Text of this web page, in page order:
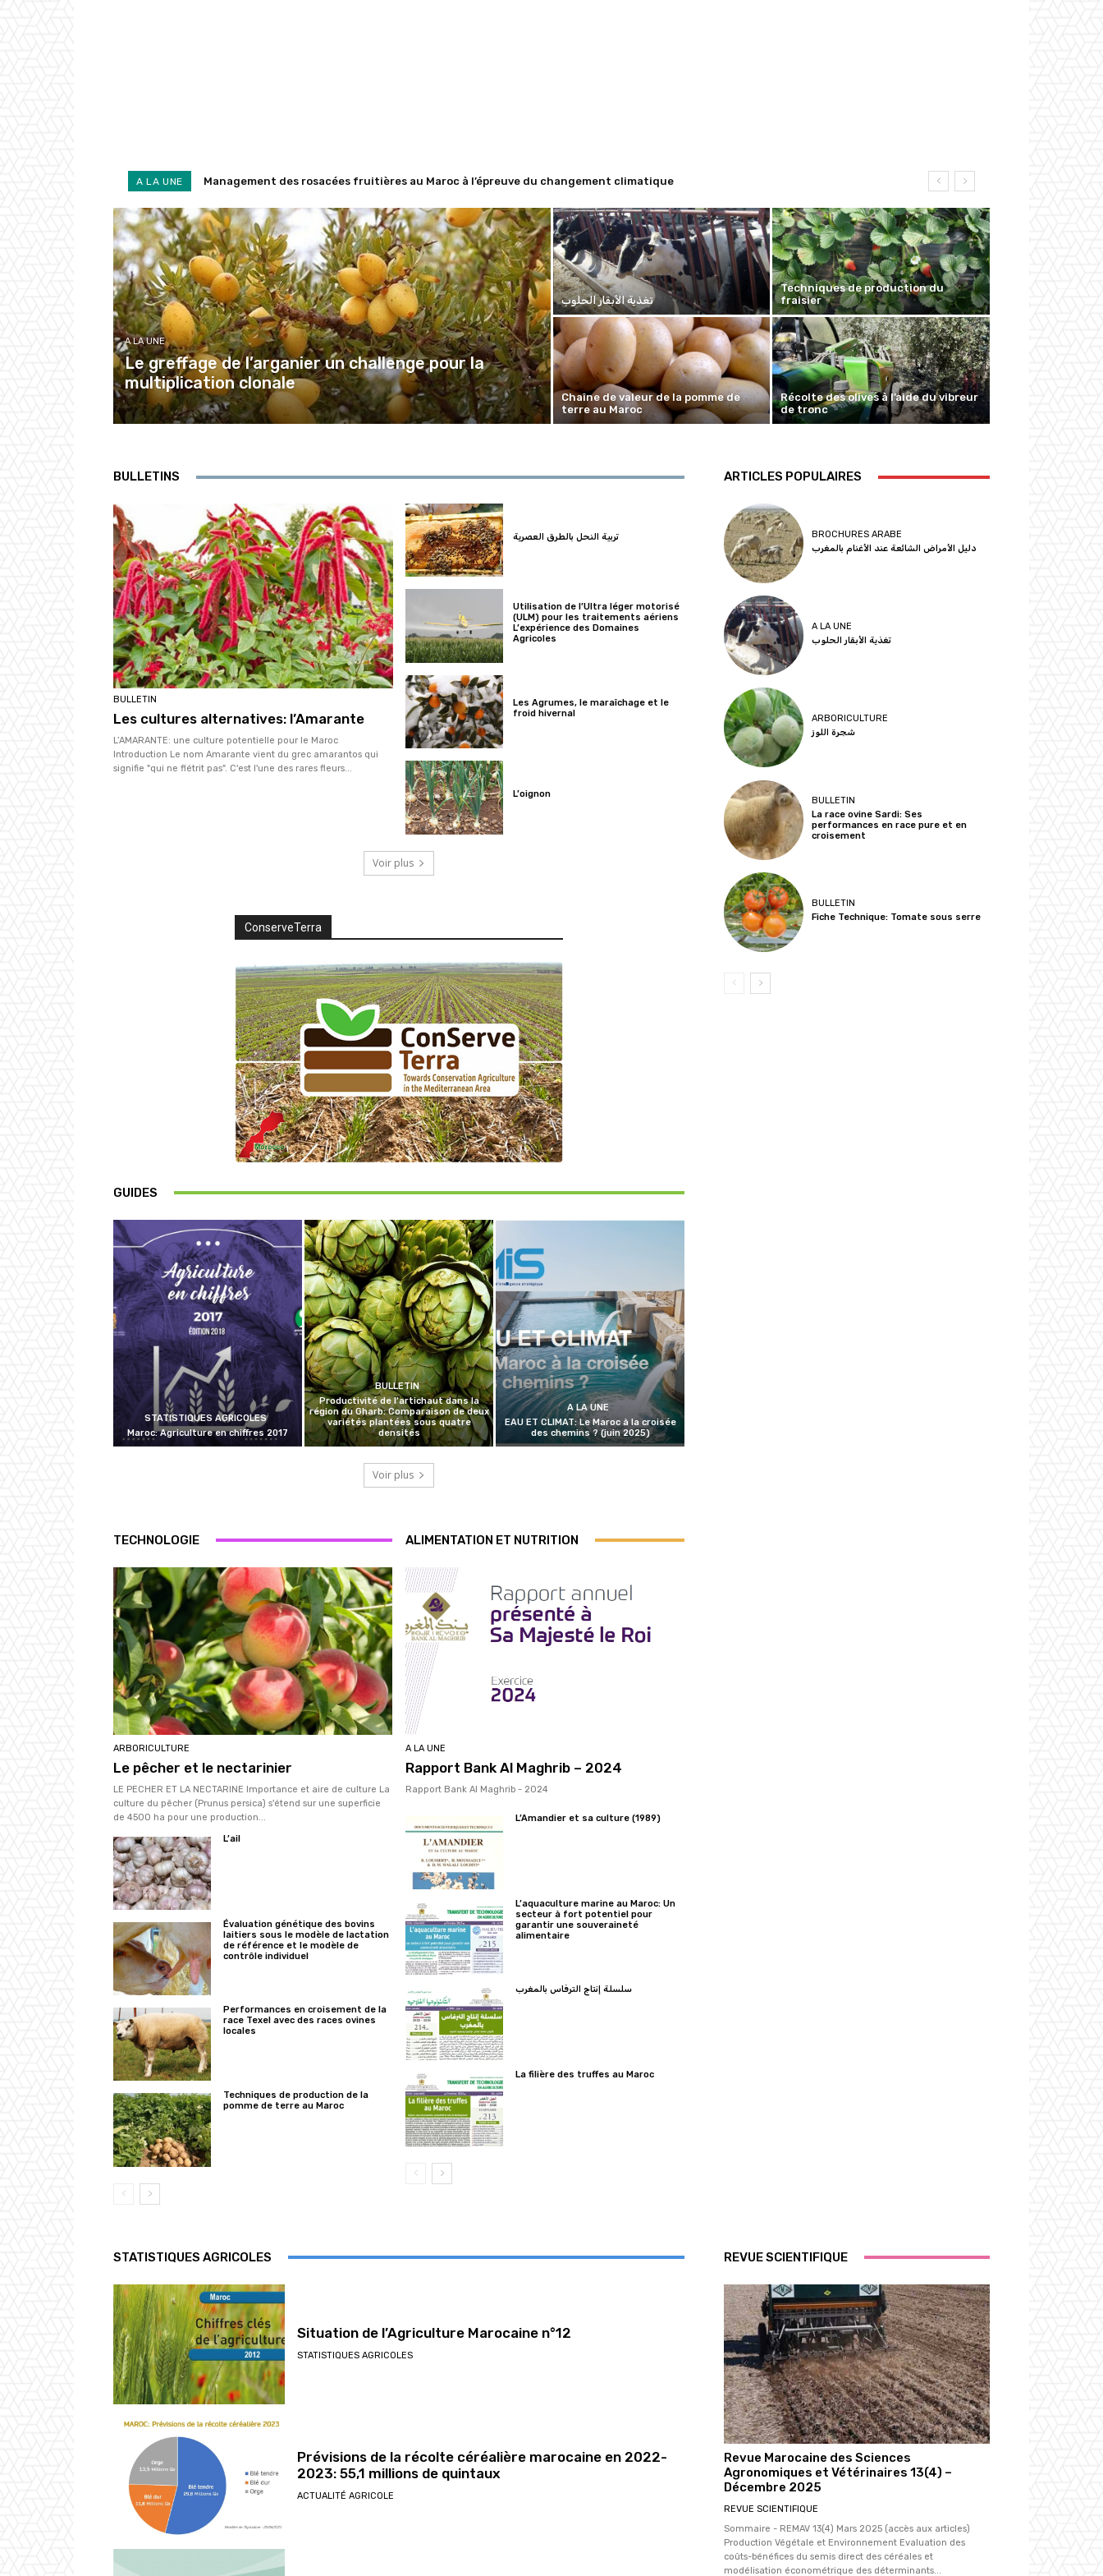
A LA UNE Management des rosacées fruitières au Maroc à l’épreuve du changement climatique
Code pénal des Mejjat du Tazerwalt (1984), Paul PASCON
A LA UNE
Le greffage de l’arganier un challenge pour la
multiplication clonale
تغذية الأبقار الحلوب
Techniques de production du
fraisier
Chaîne de valeur de la pomme de
terre au Maroc
Récolte des olives à l’aide du vibreur
de tronc
BULLETINS
BULLETIN
Les cultures alternatives: l’Amarante
L’AMARANTE: une culture potentielle pour le Maroc
Introduction Le nom Amarante vient du grec amarantos qui
signifie "qui ne flétrit pas". C'est l'une des rares fleurs...
تربية النحل بالطرق العصرية
Utilisation de l’Ultra léger motorisé
(ULM) pour les traitements aériens
L’expérience des Domaines
Agricoles
Les Agrumes, le maraîchage et le
froid hivernal
L’oignon
Voir plus
ConserveTerra
GUIDES
STATISTIQUES AGRICOLES
Maroc: Agriculture en chiffres 2017
BULLETIN
Productivité de l’artichaut dans la
région du Gharb: Comparaison de deux
variétés plantées sous quatre
densités
A LA UNE
EAU ET CLIMAT: Le Maroc à la croisée
des chemins ? (juin 2025)
Voir plus
TECHNOLOGIE
ARBORICULTURE
Le pêcher et le nectarinier
LE PECHER ET LA NECTARINE Importance et aire de culture La
culture du pêcher (Prunus persica) s'étend sur une superficie
de 4500 ha pour une production...
L’ail
Évaluation génétique des bovins
laitiers sous le modèle de lactation
de référence et le modèle de
contrôle individuel
Performances en croisement de la
race Texel avec des races ovines
locales
Techniques de production de la
pomme de terre au Maroc
ALIMENTATION ET NUTRITION
A LA UNE
Rapport Bank Al Maghrib – 2024
Rapport Bank Al Maghrib - 2024
L’Amandier et sa culture (1989)
L’aquaculture marine au Maroc: Un
secteur à fort potentiel pour
garantir une souveraineté
alimentaire
سلسلة إنتاج الترفاس بالمغرب
La filière des truffes au Maroc
ARTICLES POPULAIRES
BROCHURES ARABE
دليل الأمراض الشائعة عند الأغنام بالمغرب
A LA UNE
تغذية الأبقار الحلوب
ARBORICULTURE
شجرة اللوز
BULLETIN
La race ovine Sardi: Ses
performances en race pure et en
croisement
BULLETIN
Fiche Technique: Tomate sous serre
STATISTIQUES AGRICOLES
Situation de l’Agriculture Marocaine n°12
STATISTIQUES AGRICOLES
Prévisions de la récolte céréalière marocaine en 2022-
2023: 55,1 millions de quintaux
ACTUALITÉ AGRICOLE
REVUE SCIENTIFIQUE
Revue Marocaine des Sciences
Agronomiques et Vétérinaires 13(4) –
Décembre 2025
REVUE SCIENTIFIQUE
Sommaire - REMAV 13(4) Mars 2025 (accès aux articles)
Production Végétale et Environnement Evaluation des
coûts-bénéfices du semis direct des céréales et
modélisation économétrique des déterminants...